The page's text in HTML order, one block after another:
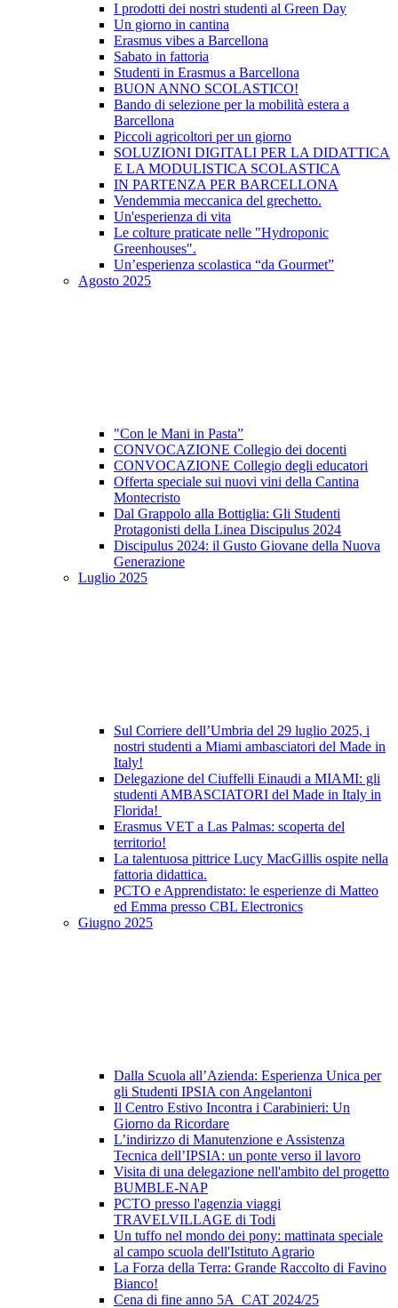
I prodotti dei nostri studenti al Green Day
Un giorno in cantina
Erasmus vibes a Barcellona
Sabato in fattoria
Studenti in Erasmus a Barcellona
BUON ANNO SCOLASTICO!
Bando di selezione per la mobilità estera a
Barcellona
Piccoli agricoltori per un giorno
SOLUZIONI DIGITALI PER LA DIDATTICA
E LA MODULISTICA SCOLASTICA
IN PARTENZA PER BARCELLONA
Vendemmia meccanica del grechetto.
Un'esperienza di vita
Le colture praticate nelle "Hydroponic
Greenhouses".
Un’esperienza scolastica “da Gourmet”
Agosto 2025
"Con le Mani in Pasta”
CONVOCAZIONE Collegio dei docenti
CONVOCAZIONE Collegio degli educatori
Offerta speciale sui nuovi vini della Cantina
Montecristo
Dal Grappolo alla Bottiglia: Gli Studenti
Protagonisti della Linea Discipulus 2024
Discipulus 2024: il Gusto Giovane della Nuova
Generazione
Luglio 2025
Sul Corriere dell’Umbria del 29 luglio 2025, i
nostri studenti a Miami ambasciatori del Made in
Italy!
Delegazione del Ciuffelli Einaudi a MIAMI: gli
studenti AMBASCIATORI del Made in Italy in
Florida!
Erasmus VET a Las Palmas: scoperta del
territorio!
La talentuosa pittrice Lucy MacGillis ospite nella
fattoria didattica.
PCTO e Apprendistato: le esperienze di Matteo
ed Emma presso CBL Electronics
Giugno 2025
Dalla Scuola all’Azienda: Esperienza Unica per
gli Studenti IPSIA con Angelantoni
Il Centro Estivo Incontra i Carabinieri: Un
Giorno da Ricordare
L’indirizzo di Manutenzione e Assistenza
Tecnica dell’IPSIA: un ponte verso il lavoro
Visita di una delegazione nell'ambito del progetto
BUMBLE-NAP
PCTO presso l'agenzia viaggi
TRAVELVILLAGE di Todi
Un tuffo nel mondo dei pony: mattinata speciale
al campo scuola dell'Istituto Agrario
La Forza della Terra: Grande Raccolto di Favino
Bianco!
Cena di fine anno 5A_CAT 2024/25